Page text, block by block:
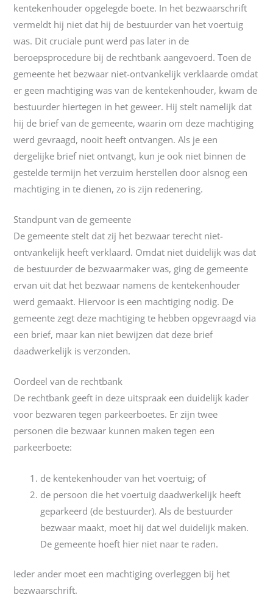
kentekenhouder opgelegde boete. In het bezwaarschrift
vermeldt hij niet dat hij de bestuurder van het voertuig
was. Dit cruciale punt werd pas later in de
beroepsprocedure bij de rechtbank aangevoerd. Toen de
gemeente het bezwaar niet-ontvankelijk verklaarde omdat
er geen machtiging was van de kentekenhouder, kwam de
bestuurder hiertegen in het geweer. Hij stelt namelijk dat
hij de brief van de gemeente, waarin om deze machtiging
werd gevraagd, nooit heeft ontvangen. Als je een
dergelijke brief niet ontvangt, kun je ook niet binnen de
gestelde termijn het verzuim herstellen door alsnog een
machtiging in te dienen, zo is zijn redenering.
Standpunt van de gemeente
De gemeente stelt dat zij het bezwaar terecht niet-
ontvankelijk heeft verklaard. Omdat niet duidelijk was dat
de bestuurder de bezwaarmaker was, ging de gemeente
ervan uit dat het bezwaar namens de kentekenhouder
werd gemaakt. Hiervoor is een machtiging nodig. De
gemeente zegt deze machtiging te hebben opgevraagd via
een brief, maar kan niet bewijzen dat deze brief
daadwerkelijk is verzonden.
Oordeel van de rechtbank
De rechtbank geeft in deze uitspraak een duidelijk kader
voor bezwaren tegen parkeerboetes. Er zijn twee
personen die bezwaar kunnen maken tegen een
parkeerboete:
de kentekenhouder van het voertuig; of
de persoon die het voertuig daadwerkelijk heeft
geparkeerd (de bestuurder). Als de bestuurder
bezwaar maakt, moet hij dat wel duidelijk maken.
De gemeente hoeft hier niet naar te raden.
Ieder ander moet een machtiging overleggen bij het
bezwaarschrift.